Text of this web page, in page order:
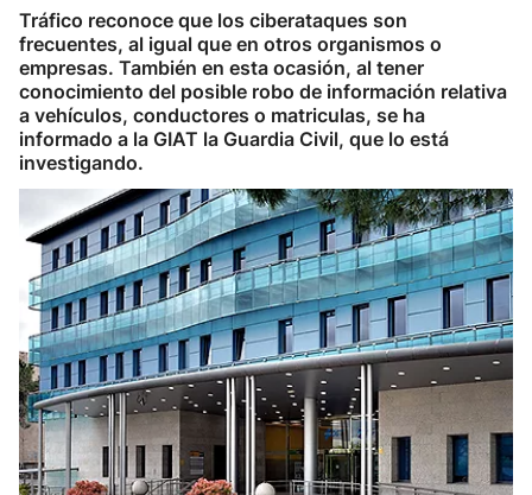
Tráfico reconoce que los ciberataques son
frecuentes, al igual que en otros organismos o
empresas. También en esta ocasión, al tener
conocimiento del posible robo de información relativa
a vehículos, conductores o matriculas, se ha
informado a la GIAT la Guardia Civil, que lo está
investigando.